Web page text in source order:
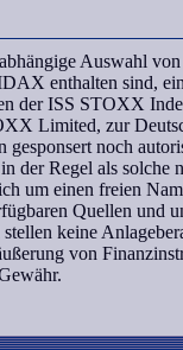
Auswahl
enthalten sind,
ISS STOXX
Limited, zur
noch
der Regel als solche
um einen freien
Quellen und
keine
von